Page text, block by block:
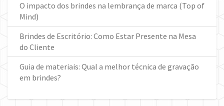
O impacto dos brindes na lembrança de marca (Top of
Mind)
Brindes de Escritório: Como Estar Presente na Mesa
do Cliente
Guia de materiais: Qual a melhor técnica de gravação
em brindes?